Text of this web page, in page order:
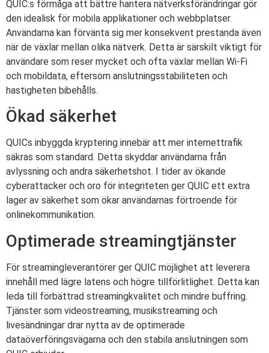
QUIC:s förmåga att bättre hantera nätverksförändringar gör
den idealisk för mobila applikationer och webbplatser.
Användarna kan förvänta sig mer konsekvent prestanda även
när de växlar mellan olika nätverk. Detta är särskilt viktigt för
användare som reser mycket och ofta växlar mellan Wi-Fi
och mobildata, eftersom anslutningsstabiliteten och
hastigheten bibehålls.
Ökad säkerhet
QUICs inbyggda kryptering innebär att mer internettrafik
säkras som standard. Detta skyddar användarna från
avlyssning och andra säkerhetshot. I tider av ökande
cyberattacker och oro för integriteten ger QUIC ett extra
lager av säkerhet som ökar användarnas förtroende för
onlinekommunikation.
Optimerade streamingtjänster
För streamingleverantörer ger QUIC möjlighet att leverera
innehåll med lägre latens och högre tillförlitlighet. Detta kan
leda till förbättrad streamingkvalitet och mindre buffring.
Tjänster som videostreaming, musikstreaming och
livesändningar drar nytta av de optimerade
dataöverföringsvägarna och den stabila anslutningen som